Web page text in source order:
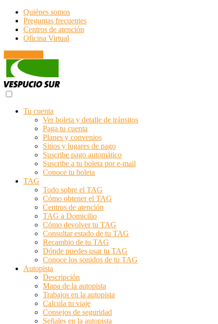
Quiénes somos
Preguntas frecuentes
Centros de atención
Oficina Virtual
Tu cuenta
Ver boleta y detalle de tránsitos
Paga tu cuenta
Planes y convenios
Sitios y lugares de pago
Suscribe pago automático
Suscribe a tu boleta por e-mail
Conoce tu boleta
TAG
Todo sobre el TAG
Cómo obtener el TAG
Centros de atención
TAG a Domicilio
Cómo devolver tu TAG
Consultar estado de tu TAG
Recambio de tu TAG
Dónde puedes usar tu TAG
Conoce los sonidos de tu TAG
Autopista
Descripción
Mapa de la autopista
Trabajos en la autopista
Calcula tu viaje
Consejos de seguridad
Señales en la autopista